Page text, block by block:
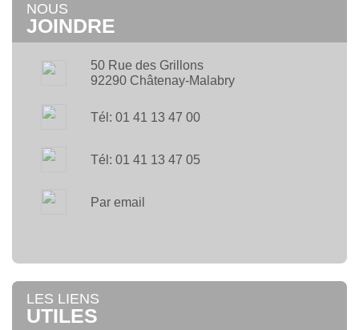
NOUS
JOINDRE
50 Rue des Grillons
92290 Châtenay-Malabry
Tél: 01 41 13 47 00
Tél: 01 41 13 47 05
Par email
LES LIENS
UTILES